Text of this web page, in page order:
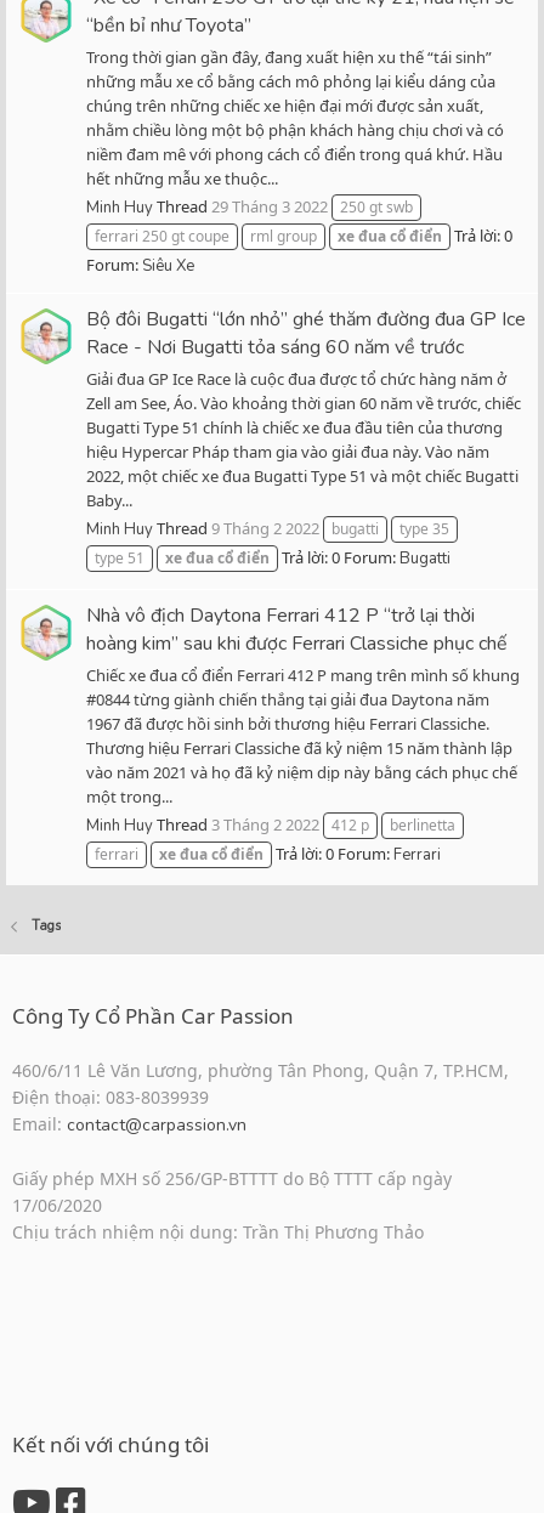
“bền bỉ như Toyota”
Trong thời gian gần đây, đang xuất hiện xu thế “tái sinh”
những mẫu xe cổ bằng cách mô phỏng lại kiểu dáng của
chúng trên những chiếc xe hiện đại mới được sản xuất,
nhằm chiều lòng một bộ phận khách hàng chịu chơi và có
niềm đam mê với phong cách cổ điển trong quá khứ. Hầu
hết những mẫu xe thuộc...
Minh HuyThread 29 Tháng 3 2022 250 gt swb
ferrari 250 gt coupe
rml group xeđuacổđiển
Trả lời: 0
Forum: Siêu Xe
Bộ đôi Bugatti “lớn nhỏ” ghé thăm đường đua GP Ice
Race - Nơi Bugatti tỏa sáng 60 năm về trước
Giải đua GP Ice Race là cuộc đua được tổ chức hàng năm ở
Zell am See, Áo. Vào khoảng thời gian 60 năm về trước, chiếc
Bugatti Type 51 chính là chiếc xe đua đầu tiên của thương
hiệu Hypercar Pháp tham gia vào giải đua này. Vào năm
2022, một chiếc xe đua Bugatti Type 51 và một chiếc Bugatti
Baby...
Minh HuyThread 9 Tháng 2 2022 bugatti
type 35
type 51
xeđuacổđiển Trả lời: 0 Forum:Bugatti
Nhà vô địch Daytona Ferrari 412 P “trở lại thời
hoàng kim” sau khi được Ferrari Classiche phục chế
Chiếc xe đua cổ điển Ferrari 412 P mang trên mình số khung
#0844 từng giành chiến thắng tại giải đua Daytona năm
1967 đã được hồi sinh bởi thương hiệu Ferrari Classiche.
Thương hiệu Ferrari Classiche đã kỷ niệm 15 năm thành lập
vào năm 2021 và họ đã kỷ niệm dịp này bằng cách phục chế
một trong...
Minh HuyThread 3 Tháng 2 2022 412 p
berlinetta
ferrari
xeđuacổđiển Trả lời: 0 Forum:Ferrari
Tags
Công Ty Cổ Phần Car Passion
460/6/11 Lê Văn Lương, phường Tân Phong, Quận 7, TP.HCM,
Điện thoại: 083-8039939
Email: contact@carpassion.vn
Giấy phép MXH số 256/GP-BTTTT do Bộ TTTT cấp ngày
17/06/2020
Chịu trách nhiệm nội dung: Trần Thị Phương Thảo
Kết nối với chúng tôi